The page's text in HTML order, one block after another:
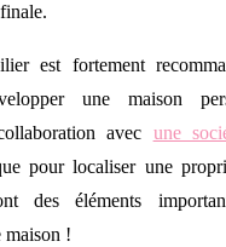
est fortement
une maison
avec une
pour localiser une
des éléments
maison !